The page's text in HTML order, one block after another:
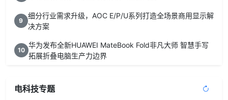
9
细分行业需求升级，AOC E/P/U系列打造全场景商用显示解
决方案
10
华为发布全新HUAWEI MateBook Fold非凡大师 智慧手写
拓展折叠电脑生产力边界
电科技专题